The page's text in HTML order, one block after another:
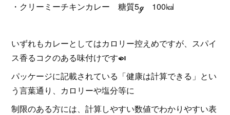
・クリーミーチキンカレー 糖質5ℊ 100㎉
いずれもカレーとしてはカロリー控えめですが、スパイ
ス香るコクのある味付けです🍛
パッケージに記載されている「健康は計算できる」とい
う言葉通り、カロリーや塩分等に
制限のある方には、計算しやすい数値でわかりやすい表